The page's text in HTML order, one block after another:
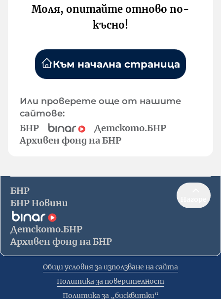
Моля, опитайте отново по-
късно!
Към начална страница
Или проверете още от нашите
сайтове:
БНР
Детското.БНР
Архивен фонд на БНР
БНР
БНР Новини
Детското.БНР
Архивен фонд на БНР
Общи условия за използване на сайта
Политика за поверителност
Политика за „бисквитки“